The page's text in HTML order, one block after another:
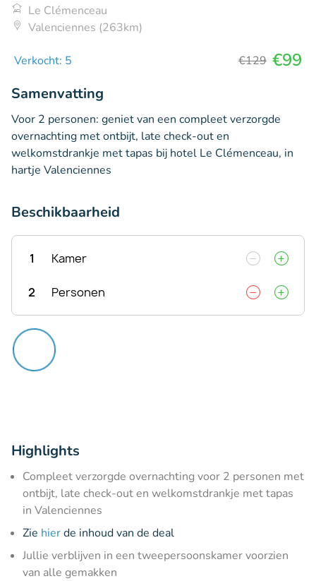
Le Clémenceau
Valenciennes (263km)
Verkocht: 5 €129 €99
Samenvatting
Voor 2 personen: geniet van een compleet verzorgde
overnachting met ontbijt, late check-out en
welkomstdrankje met tapas bij hotel Le Clémenceau, in
hartje Valenciennes
Beschikbaarheid
1 Kamer
2 Personen
Highlights
Compleet verzorgde overnachting voor 2 personen met
ontbijt, late check-out en welkomstdrankje met tapas
in Valenciennes
Zie hierde inhoud van de deal
Jullie verblijven in een tweepersoonskamer voorzien
van alle gemakken